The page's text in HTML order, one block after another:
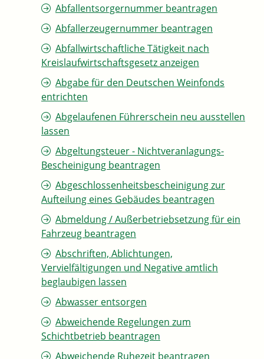
Abfallentsorgernummer beantragen
Abfallerzeugernummer beantragen
Abfallwirtschaftliche Tätigkeit nach
Kreislaufwirtschaftsgesetz anzeigen
Abgabe für den Deutschen Weinfonds
entrichten
Abgelaufenen Führerschein neu ausstellen
lassen
Abgeltungsteuer - Nichtveranlagungs-
Bescheinigung beantragen
Abgeschlossenheitsbescheinigung zur
Aufteilung eines Gebäudes beantragen
Abmeldung / Außerbetriebsetzung für ein
Fahrzeug beantragen
Abschriften, Ablichtungen,
Vervielfältigungen und Negative amtlich
beglaubigen lassen
Abwasser entsorgen
Abweichende Regelungen zum
Schichtbetrieb beantragen
Abweichende Ruhezeit beantragen